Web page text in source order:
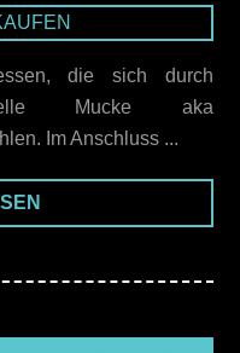
die sich durch
Mucke aka
Im Anschluss ...